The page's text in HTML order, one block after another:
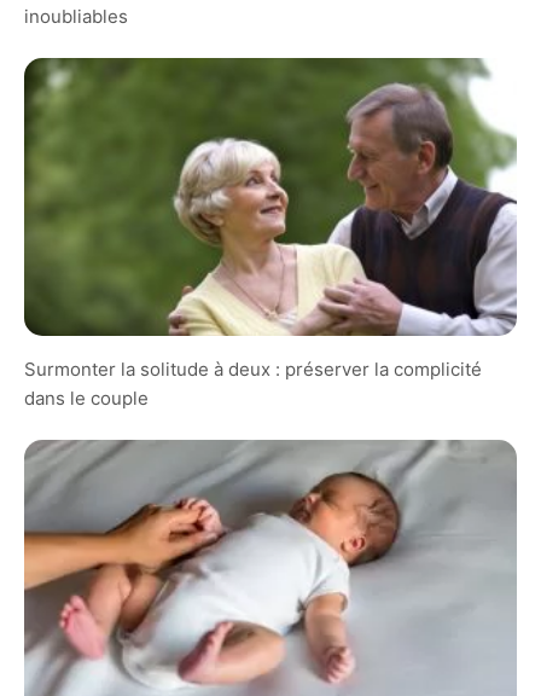
inoubliables
Surmonter la solitude à deux : préserver la complicité
dans le couple